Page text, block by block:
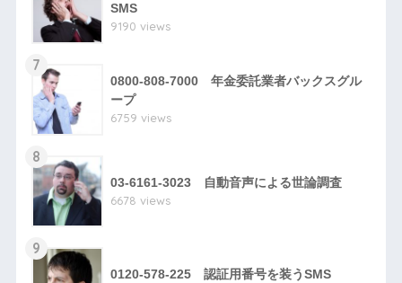
SMS
9190 views
7
0800-808-7000 年金委託業者バックスグル
ープ
6759 views
8
03-6161-3023 自動音声による世論調査
6678 views
9
0120-578-225 認証用番号を装うSMS